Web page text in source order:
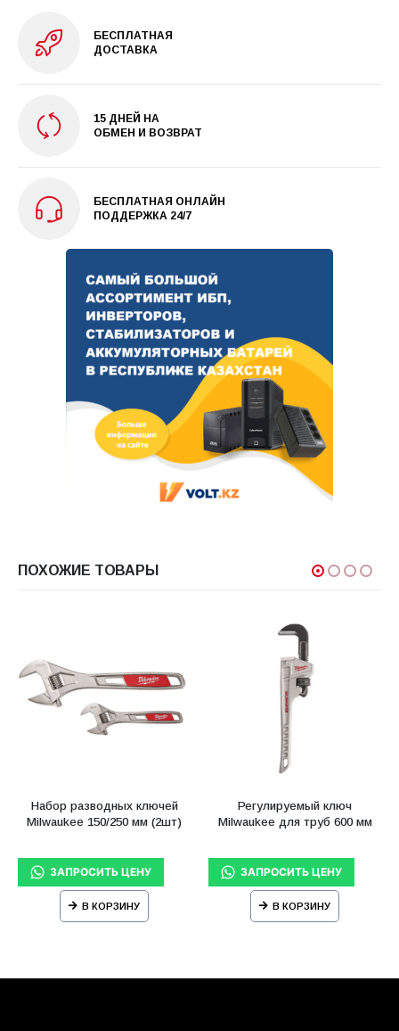
БЕСПЛАТНАЯ
ДОСТАВКА
15 ДНЕЙ НА
ОБМЕН И ВОЗВРАТ
БЕСПЛАТНАЯ ОНЛАЙН
ПОДДЕРЖКА 24/7
ПОХОЖИЕ ТОВАРЫ
Набор разводных ключей
Milwaukee 150/250 мм (2шт)
В КОРЗИНУ
Регулируемый ключ
Milwaukee для труб 600 мм
В КОРЗИНУ